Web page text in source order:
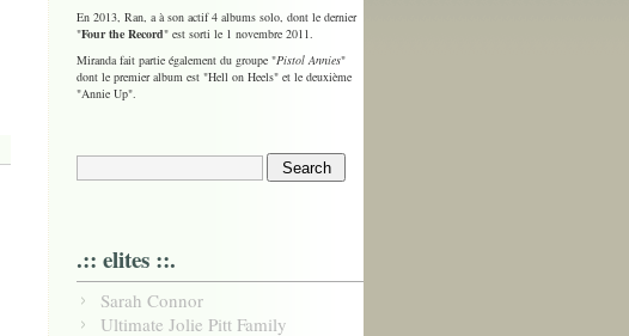
En 2013, Ran, a à son actif 4 albums solo, dont le dernier
"Four the Record" est sorti le 1 novembre 2011.
Miranda fait partie également du groupe "Pistol Annies"
dont le premier album est "Hell on Heels" et le deuxième
"Annie Up".
.:: elites ::.
Sarah Connor
Ultimate Jolie Pitt Family